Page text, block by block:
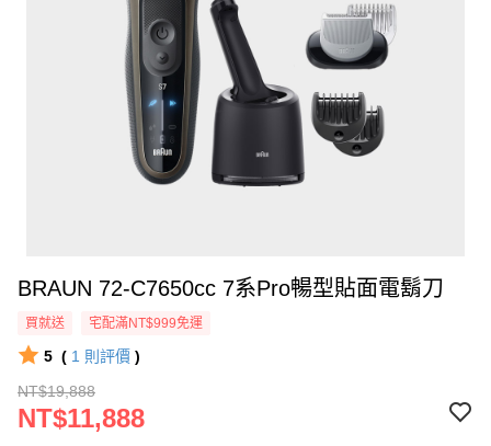
BRAUN 72-C7650cc 7系Pro暢型貼面電鬍刀
買就送 宅配滿NT$999免運
5 ( 1 則評價 )
NT$19,888
NT$11,888